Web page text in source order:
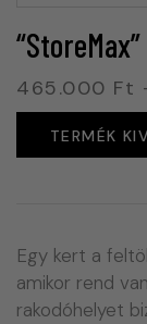
465.000 Ft
TERMÉK
Egy kert a
amikor rend
rakodóhelyet